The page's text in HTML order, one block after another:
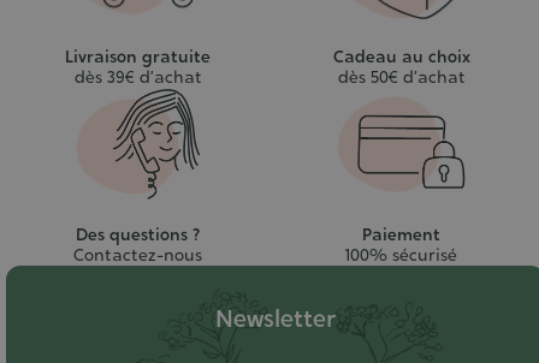
Livraison gratuite
dès 39€ d’achat
Cadeau au choix
dès 50€ d’achat
Des questions ?
Contactez-nous
Paiement
100% sécurisé
Newsletter